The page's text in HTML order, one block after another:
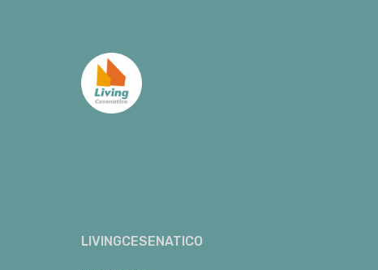
LIVINGCESENATICO